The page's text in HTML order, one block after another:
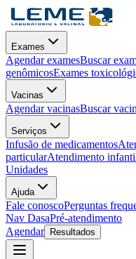
Exames
Agendar examesBuscar
genômicosExames
Vacinas
Agendar vacinasBuscar
Serviços
Infusão de medicamentos
particularAtendimento
Unidades
Ajuda
Fale conoscoPerguntas
Nav DasaPré-atendimento
Agendar
Resultados